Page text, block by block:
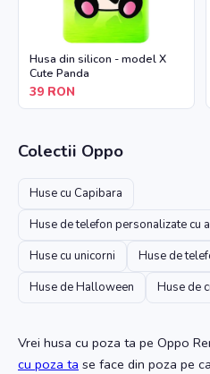
Husa din silicon - model X
Cute Panda
39 RON
Colectii Oppo
Huse cu Capibara
Huse de telefon personalizate cu
Huse cu unicorni
Huse de
Huse de Halloween
Huse de
Vrei husa cu poza ta pe Oppo
cu poza ta se face din poza pe